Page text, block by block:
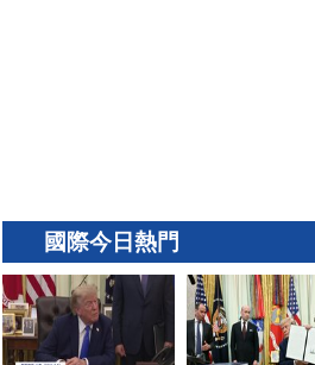
國際今日熱門